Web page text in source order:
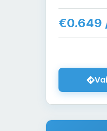
€0.649
Vai